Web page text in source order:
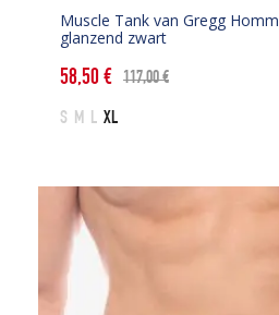
Muscle Tank van Gregg
glanzend zwart
117,00€
Oorspronkelijke
prijs
58,50€
Huidige
prijs
S M L XL